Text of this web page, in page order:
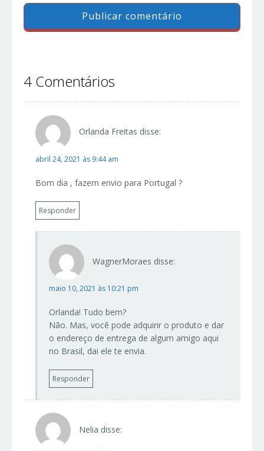
4 Comentários
Orlanda Freitas disse:
abril 24, 2021 às 9:44 am
Bom dia , fazem envio para Portugal ?
Responder
WagnerMoraes disse:
maio 10, 2021 às 10:21 pm
Orlanda! Tudo bem?
Não. Mas, você pode adquirir o produto e dar
o endereço de entrega de algum amigo aqui
no Brasil, dai ele te envia.
Responder
Nelia disse: